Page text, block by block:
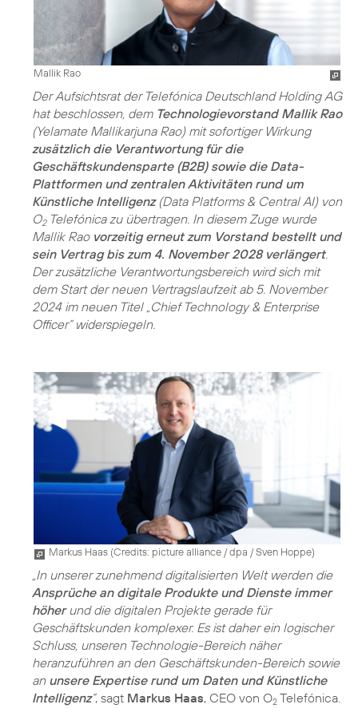
Mallik Rao
Der Aufsichtsrat der Telefónica Deutschland Holding AG
hat beschlossen, dem Technologievorstand Mallik Rao
(Yelamate Mallikarjuna Rao) mit sofortiger Wirkung
zusätzlich die Verantwortung für die
Geschäftskundensparte (B2B) sowie die Data-
Plattformen und zentralen Aktivitäten rund um
Künstliche Intelligenz(Data Platforms & Central AI) von
O2Telefónica zu übertragen. In diesem Zuge wurde
Mallik Rao vorzeitig erneut zum Vorstand bestellt und
sein Vertrag bis zum 4. November 2028 verlängert.
Der zusätzliche Verantwortungsbereich wird sich mit
dem Start der neuen Vertragslaufzeit ab 5. November
2024 im neuen Titel „Chief Technology & Enterprise
Officer“ widerspiegeln.
Markus Haas (Credits: picture alliance / dpa / Sven Hoppe)
„In unserer zunehmend digitalisierten Welt werden die
Ansprüche an digitale Produkte und Dienste immer
höherund die digitalen Projekte gerade für
Geschäftskunden komplexer. Es ist daher ein logischer
Schluss, unseren Technologie-Bereich näher
heranzuführen an den Geschäftskunden-Bereich sowie
an unsere Expertise rund um Daten und Künstliche
Intelligenz“, sagt Markus Haas, CEO von O2 Telefónica.